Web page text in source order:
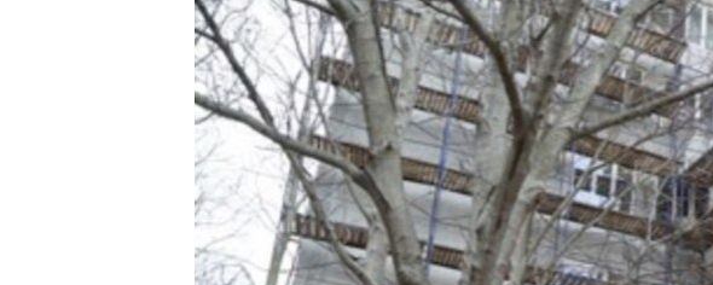
КРЫМ.НЕПОКОРЕННЫЙ
УКРАИНСКАЯ ПРОБЛЕМА КРЫМА